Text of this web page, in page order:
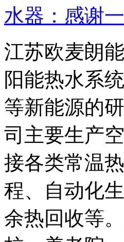
水器：感谢
江苏欧麦朗
阳能热水系
等新能源的
司主要生产
接各类常温
程、自动化
余热回收等